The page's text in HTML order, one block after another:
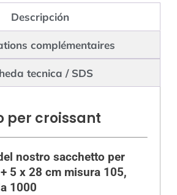
Descripción
complémentaires
tecnica / SDS
per croissant
nostro sacchetto per
5 x 28 cm misura 105,
1000